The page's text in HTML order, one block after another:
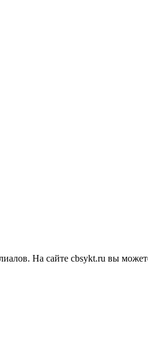
На сайте cbsykt.ru вы